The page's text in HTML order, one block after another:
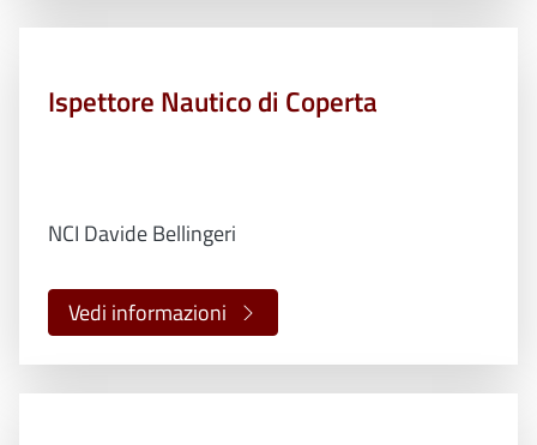
Ispettore Nautico di Coperta
NCI Davide Bellingeri
Vedi informazioni